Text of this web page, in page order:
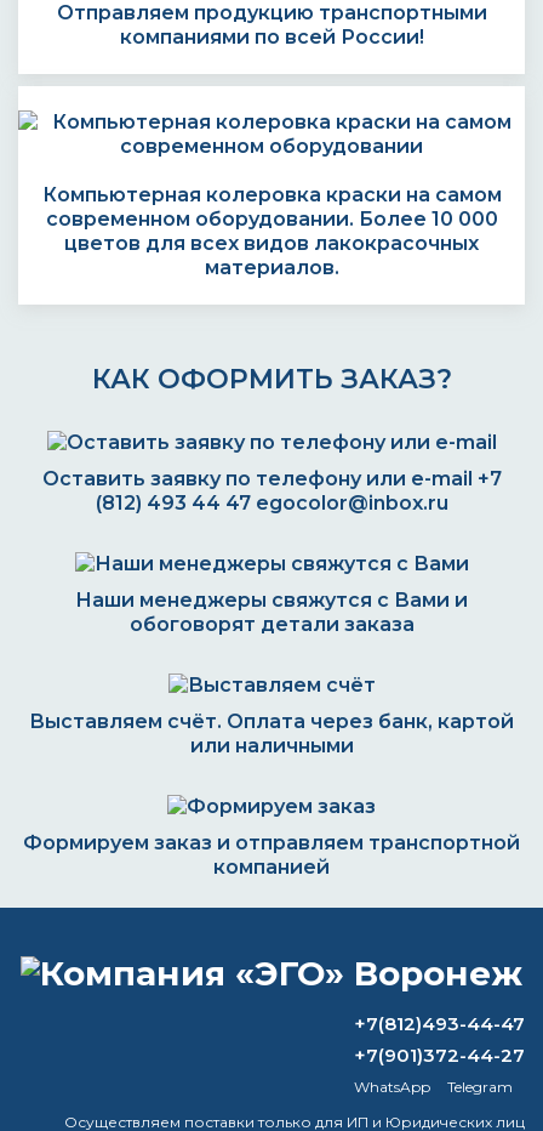
Отправляем продукцию транспортными
компаниями по всей России!
Компьютерная колеровка краски на самом
современном оборудовании. Более 10 000
цветов для всех видов лакокрасочных
материалов.
КАК ОФОРМИТЬ ЗАКАЗ?
Оставить заявку по телефону или e-mail +7
(812) 493 44 47 egocolor@inbox.ru
Наши менеджеры свяжутся с Вами и
обоговорят детали заказа
Выставляем счёт. Оплата через банк, картой
или наличными
Формируем заказ и отправляем транспортной
компанией
Что такое термостойкая краска?
В каких пропорциях нужно смешивать
+7(812)493-44-47
+7(901)372-44-27
WhatsApp
Telegram
Осуществляем поставки только для ИП и Юридических лиц